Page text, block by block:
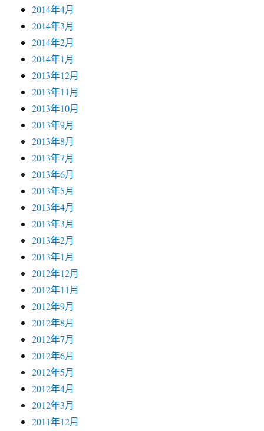
2014年4月
2014年3月
2014年2月
2014年1月
2013年12月
2013年11月
2013年10月
2013年9月
2013年8月
2013年7月
2013年6月
2013年5月
2013年4月
2013年3月
2013年2月
2013年1月
2012年12月
2012年11月
2012年9月
2012年8月
2012年7月
2012年6月
2012年5月
2012年4月
2012年3月
2011年12月